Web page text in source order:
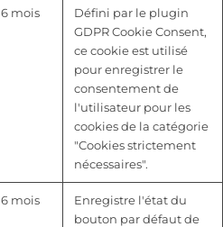
6 mois
Défini par le plugin
GDPR Cookie Consent,
ce cookie est utilisé
pour enregistrer le
consentement de
l'utilisateur pour les
cookies de la catégorie
"Cookies strictement
nécessaires".
6 mois
Enregistre l'état du
bouton par défaut de